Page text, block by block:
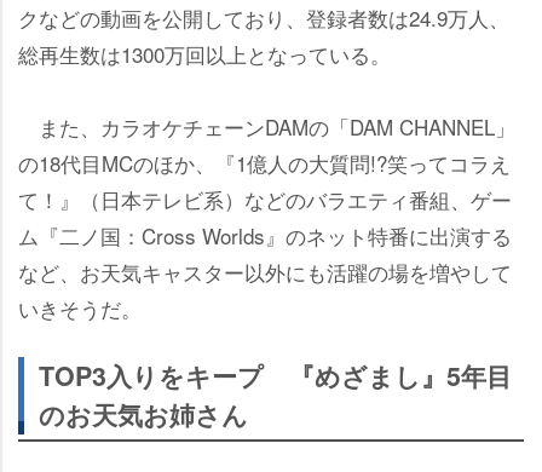
クなどの動画を公開しており、登録者数は24.9万人、
総再生数は1300万回以上となっている。
また、カラオケチェーンDAMの「DAM CHANNEL」
の18代目MCのほか、『1億人の大質問!?笑ってコラえ
て！』（日本テレビ系）などのバラエティ番組、ゲー
ム『二ノ国：Cross Worlds』のネット特番に出演する
など、お天気キャスター以外にも活躍の場を増やして
いきそうだ。
TOP3入りをキープ 『めざまし』5年目
のお天気お姉さん